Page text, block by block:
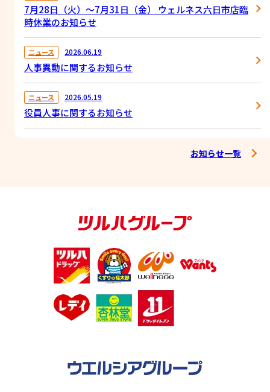
7月28日（火）～7月31日（金） ウェルネス六日市店臨
時休業のお知らせ
ニュース 2026.06.19
人事異動に関するお知らせ
ニュース 2026.05.19
役員人事に関するお知らせ
2026年5月28日 ウェルネス 生田店オープン！
2026.04.16
2026年4月16日 ウェルネス 乃白南店オープン！
2026.02.25
2026年2月25日 ウェルネス 嘉久志店オープン！
2026.02.19
2026.01.16
お知らせ一覧